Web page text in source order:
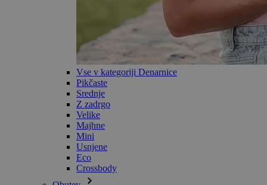
Vse v kategoriji Denarnice
Pikčaste
Srednje
Z zadrgo
Velike
Majhne
Mini
Usnjene
Eco
Crossbody